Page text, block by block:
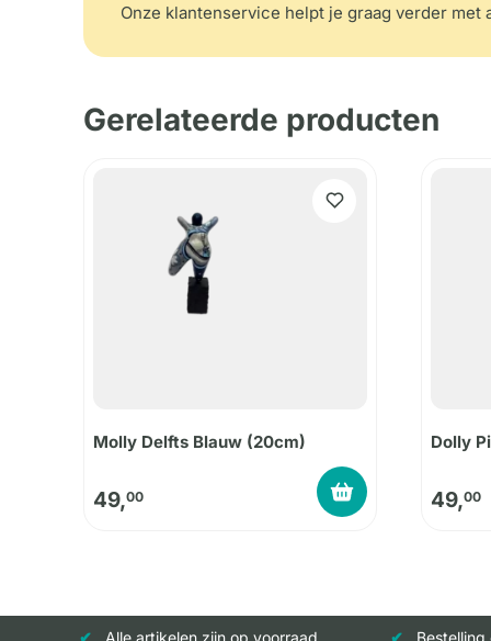
Onze klantenservice helpt je graag verder met
Gerelateerde producten
Molly Delfts Blauw (20cm)
49,00
Dolly
49,00
Alle artikelen zijn op voorraad